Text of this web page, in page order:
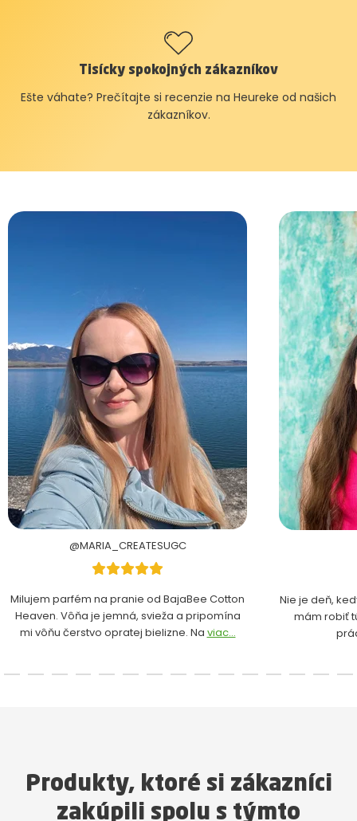
Tisícky spokojných zákazníkov
Ešte váhate? Prečítajte si recenzie na Heureke od našich
zákazníkov.
@MARIA_CREATESUGC
Milujem parfém na pranie od BajaBee Cotton
Heaven. Vôňa je jemná, svieža a pripomína
mi vôňu čerstvo opratej bielizne. Na viac...
Nie je deň,
mám robiť
Produkty, ktoré si zákazníci
zakúpili spolu s týmto